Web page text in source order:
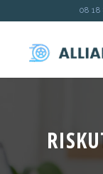
08 18